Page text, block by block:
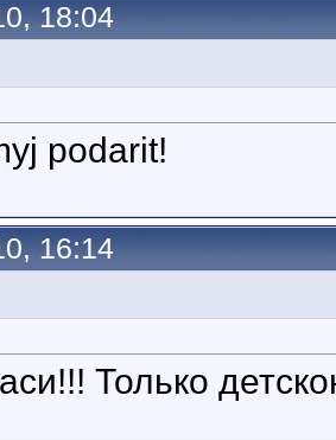
18:04
podarit!
16:14
Только